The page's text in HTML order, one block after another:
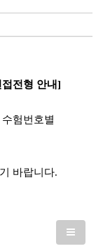
전형 안내]
험번호별
바랍니다.